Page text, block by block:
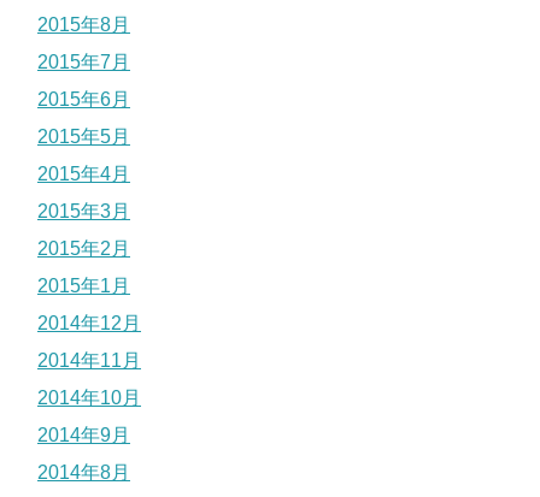
2015年8月
2015年7月
2015年6月
2015年5月
2015年4月
2015年3月
2015年2月
2015年1月
2014年12月
2014年11月
2014年10月
2014年9月
2014年8月